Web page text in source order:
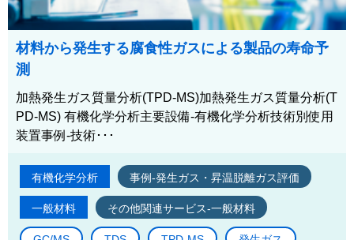
材料から発生する腐食性ガスによる製品の寿命予
測
加熱発生ガス質量分析(TPD-MS)加熱発生ガス質量分析(T
PD-MS) 有機化学分析主要設備-有機化学分析技術別使用
装置事例-技術･･･
有機化学分析 事例-発生ガス・昇温脱離ガス評価
一般材料 その他関連サービス-一般材料